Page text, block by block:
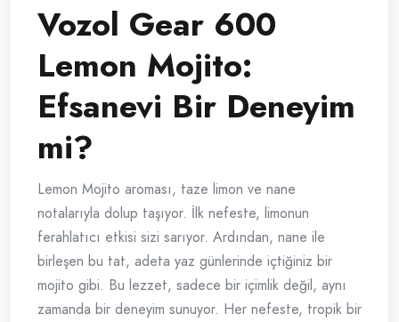
Vozol Gear 600
Lemon Mojito:
Efsanevi Bir Deneyim
mi?
Lemon Mojito aroması, taze limon ve nane
notalarıyla dolup taşıyor. İlk nefeste, limonun
ferahlatıcı etkisi sizi sarıyor. Ardından, nane ile
birleşen bu tat, adeta yaz günlerinde içtiğiniz bir
mojito gibi. Bu lezzet, sadece bir içimlik değil, aynı
zamanda bir deneyim sunuyor. Her nefeste, tropik bir